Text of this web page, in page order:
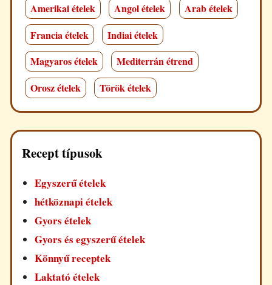
Amerikai ételek Angol ételek
Arab ételek
Francia ételek
Indiai ételek
Magyaros ételek
Mediterrán étrend
Orosz ételek
Török ételek
Recept típusok
Egyszerű ételek
hétköznapi ételek
Gyors ételek
Gyors és egyszerű ételek
Könnyű receptek
Laktató ételek